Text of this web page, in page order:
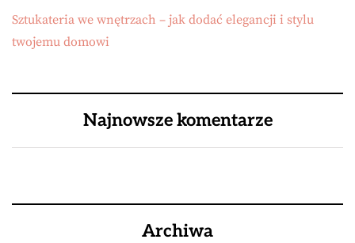
Sztukateria we wnętrzach – jak dodać elegancji i stylu
twojemu domowi
Najnowsze komentarze
Archiwa